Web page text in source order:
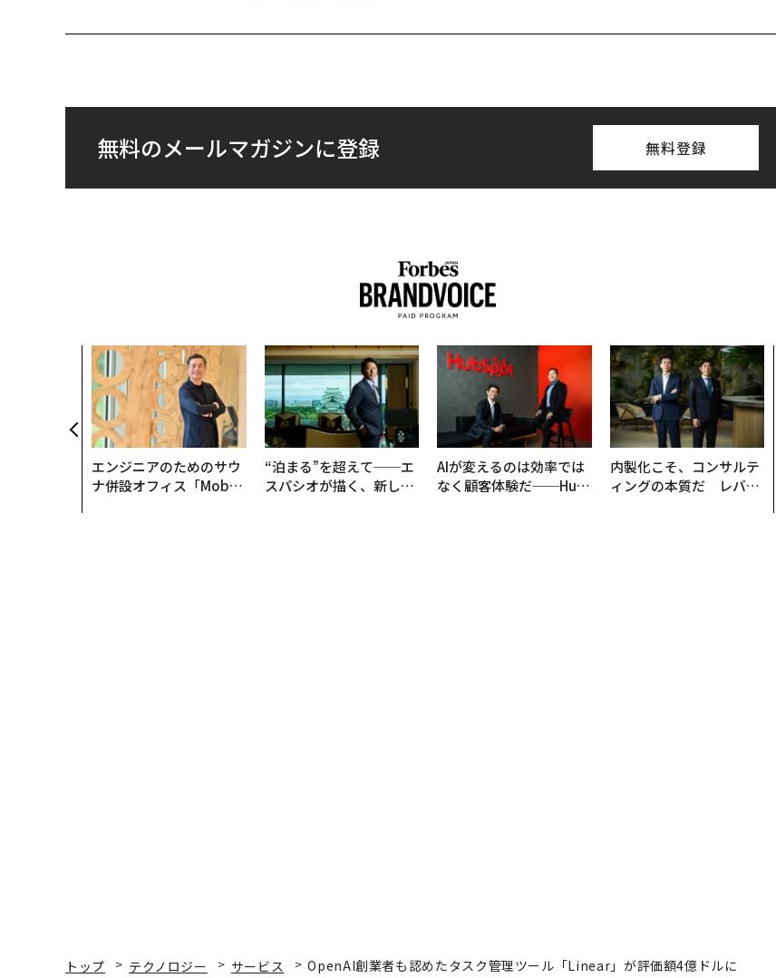
無料のメールマガジンに登録 無料登録
エンジニアのためのサウ
ナ併設オフィス「Mobiu
“泊まる”を超えて──エ
スパシオが描く、新しい
AIが変えるのは効率では
なく顧客体験だ──Hub
内製化こそ、コンサルテ
ィングの本質だ レバレ